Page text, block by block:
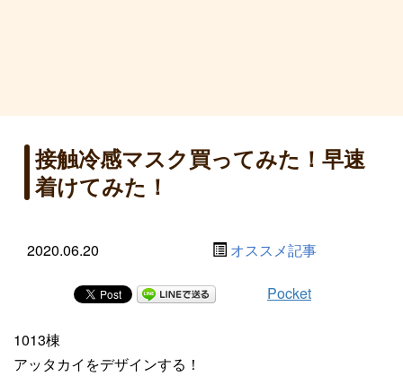
接触冷感マスク買ってみた！早速
着けてみた！
2020.06.20 オススメ記事
Pocket
1013棟
アッタカイをデザインする！